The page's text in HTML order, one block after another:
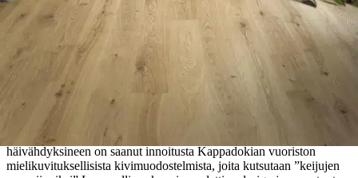
Tuotekuvaus
Kährs Aware on biopohjainen ja luonnonmukainen design-
lattia.Tämä luonnonmateriaaleista valmistettu hybridilattiasopii
kestävyytensä ansiosta erinomaisesti niin kotiin kuin julkisiin tiloihin
(käyttöluokka 33). Kappadokien -lattian uniikki beige sävy ruskeine
häivähdyksineen on saanut innoitusta Kappadokian vuoriston
mielikuvituksellisista kivimuodostelmista, joita kutsutaan ”keijujen